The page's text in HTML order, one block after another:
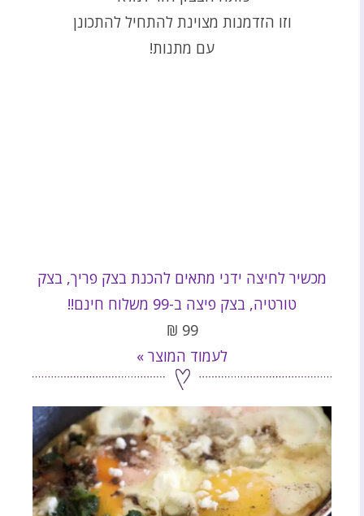
וזו הזדמנות מצוינת להתחיל להתכונן
עם מתנות!
מכשיר לחיצה ידני מתאים להכנת בצק פריך, בצק
טורטיה, בצק פיצה ב-99 משלוח חינם!!
99
₪
לעמוד המוצר »